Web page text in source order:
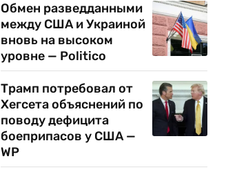
Обмен разведданными
между США и Украиной
вновь на высоком
уровне — Politico
Трамп потребовал от
Хегсета объяснений по
поводу дефицита
боеприпасов у США —
WP